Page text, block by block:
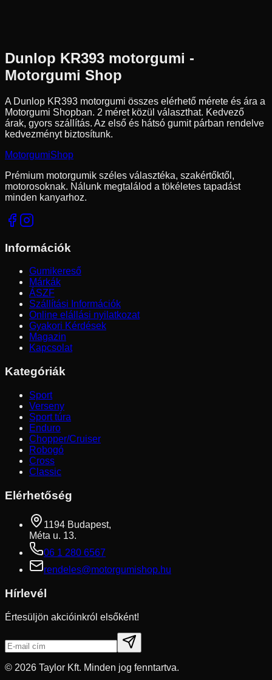
Dunlop KR393 motorgumi -
Motorgumi Shop
A Dunlop KR393 motorgumi összes elérhető mérete és ára a
Motorgumi Shopban. 2 méret közül választhat. Kedvező
árak, gyors szállítás. Az első és hátsó gumit párban rendelve
kedvezményt biztosítunk.
MotorgumiShop
Prémium motorgumik széles választéka, szakértőktől,
motorosoknak. Nálunk megtalálod a tökéletes tapadást
minden kanyarhoz.
Információk
Gumikereső
Márkák
ÁSZF
Szállítási Információk
Online elállási nyilatkozat
Gyakori Kérdések
Magazin
Kapcsolat
Kategóriák
Sport
Verseny
Sport túra
Enduro
Chopper/Cruiser
Robogó
Cross
Classic
Elérhetőség
1194 Budapest,
Méta u. 13.
06 1 280 6567
rendeles@motorgumishop.hu
Hírlevél
Értesüljön akcióinkról elsőként!
© 2026 Taylor Kft. Minden jog fenntartva.